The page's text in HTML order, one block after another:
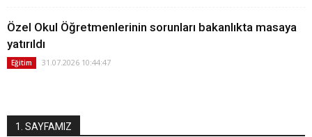
Özel Okul Öğretmenlerinin sorunları bakanlıkta masaya
yatırıldı
Eğitim 31.07.2026 10:44:47
1. SAYFAMIZ